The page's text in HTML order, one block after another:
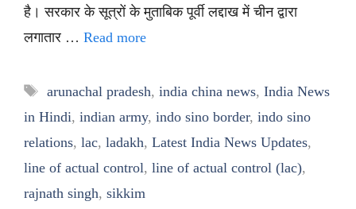
है। सरकार के सूत्रों के मुताबिक पूर्वी लद्दाख में चीन द्वारा
लगातार … Read more
Tags
arunachal pradesh, india china news, India News
in Hindi, indian army, indo sino border, indo sino
relations, lac, ladakh, Latest India News Updates,
line of actual control, line of actual control (lac),
rajnath singh, sikkim